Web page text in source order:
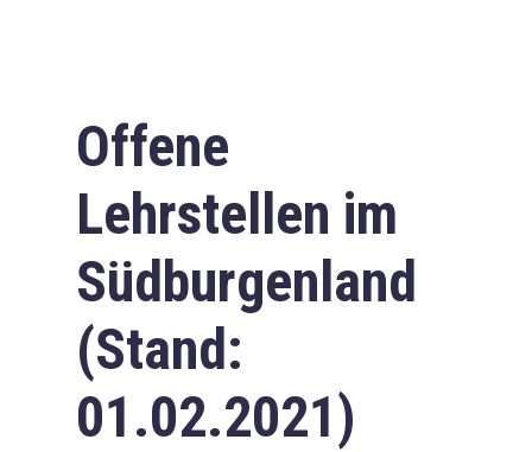
Offene
Lehrstellen im
Südburgenland
(Stand:
01.02.2021)